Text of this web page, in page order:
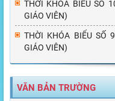
THỜI KHÓA BIỂU SỐ
GIÁO VIÊN)
THỜI KHÓA BIỂU SỐ
GIÁO VIÊN)
VĂN BẢN TRƯỜNG